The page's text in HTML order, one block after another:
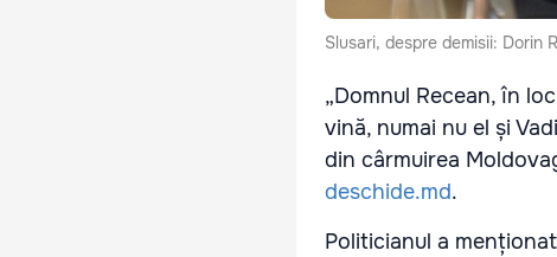
Slusari, despre demisii: Dorin
„Domnul Recean, în
vină, numai nu el și
din cârmuirea
deschide.md.
Politicianul a